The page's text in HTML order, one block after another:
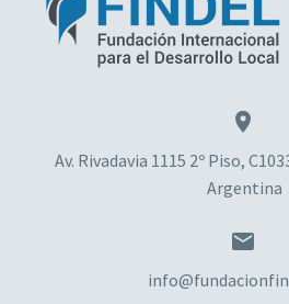


Av. Rivadavia 1115 2º Piso,
Argentina

